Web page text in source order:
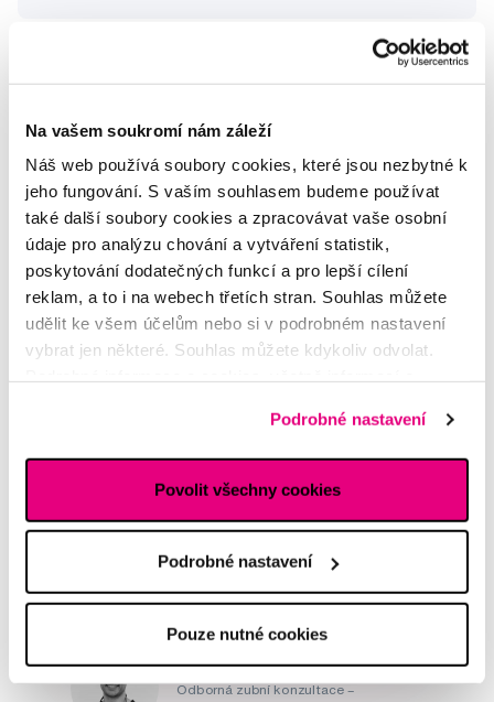
Na vašem soukromí nám záleží
Náš web používá soubory cookies, které jsou nezbytné k
jeho fungování. S vaším souhlasem budeme používat
také další soubory cookies a zpracovávat vaše osobní
údaje pro analýzu chování a vytváření statistik,
poskytování dodatečných funkcí a pro lepší cílení
reklam, a to i na webech třetích stran. Souhlas můžete
udělit ke všem účelům nebo si v podrobném nastavení
vybrat jen některé. Souhlas můžete kdykoliv odvolat.
Podrobné nastavení
Povolit všechny cookies
Podrobné nastavení
Pouze nutné cookies
Citlivé zuby a začínající paradentóza
Zuzka
Milan
mustek
Marketa
Další dotazy a článkynajdete v naší poradně
nebo nám rovnounapište
Potřebujete poradit?
Napište našim odborníkům
MDDr. Tomáš Pražák
Odborná zubní konzultace –